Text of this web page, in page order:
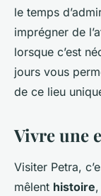
le temps
imprégner de
lorsque c’est
jours vous
de ce lieu
Vivre une
Visiter Petra,
mêlent histoire,